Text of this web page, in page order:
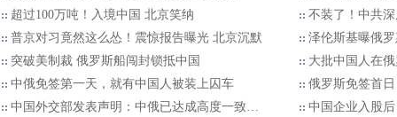
超过100万吨！入境中国 北京笑纳
不装了！中共
普京对习竟然这么怂！震惊报告曝光 北京沉默
泽伦斯基曝俄
突破美制裁 俄罗斯船闯封锁抵中国
大批中国人在
中俄免签第一天，就有中国人被装上囚车
俄罗斯免签首
中国外交部发表声明：中俄已达成高度一致…
中国企业入股